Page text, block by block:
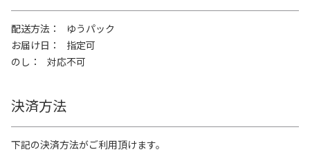
配送方法
ゆうパック
お届け日
指定可
のし
対応不可
決済方法
下記の決済方法がご利用頂けます。